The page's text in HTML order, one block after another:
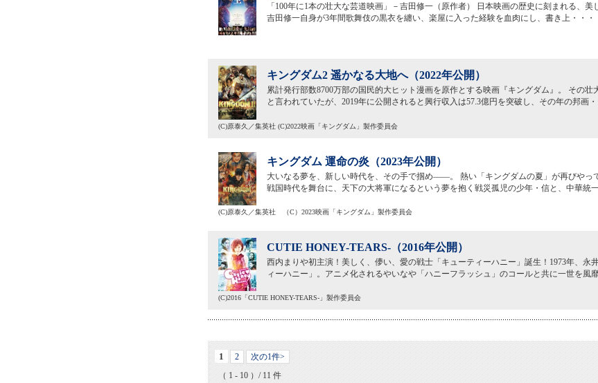
「100年に1本の壮大な芸道映画」－吉田修一（原作者） 日本映画の歴史に刻まれる、美
吉田修一自身が3年間歌舞伎の黒衣を纏い、楽屋に入った経験を血肉にし、書き上・・・
キングダム2 遥かなる大地へ（2022年公開）
累計発行部数8700万部の国民的大ヒット漫画を原作とする映画『キングダム』。 その壮
と言われていたが、2019年に公開されると興行収入は57.3億円を突破し、その年の邦画・
(C)原泰久／集英社 (C)2022映画「キングダム」製作委員会
キングダム 運命の炎（2023年公開）
大いなる夢を、新しい時代を、その手で掴め――。 熱い「キングダムの夏」が再びやっ
戦国時代を舞台に、天下の大将軍になるという夢を抱く戦災孤児の少年・信と、中華統
(C)原泰久／集英社 （C）2023映画「キングダム」製作委員会
CUTIE HONEY-TEARS-（2016年公開）
西内まりや初主演！美しく、儚い、愛の戦士「キューティーハニー」誕生！1973年、永
ィーハニー」。アニメ化されるやいなや「ハニーフラッシュ」のコールと共に一世を風
(C)2016「CUTIE HONEY-TEARS-」製作委員会
1 2
次の1件>
（ 1 - 10 ）/ 11 件